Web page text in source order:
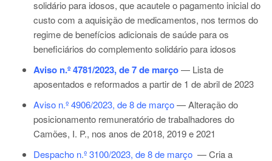
solidário para idosos, que acautele o pagamento inicial do
custo com a aquisição de medicamentos, nos termos do
regime de benefícios adicionais de saúde para os
beneficiários do complemento solidário para idosos
Aviso n.º 4781/2023, de 7 de março— Lista de
aposentados e reformados a partir de 1 de abril de 2023
Aviso n.º 4906/2023, de 8 de março— Alteração do
posicionamento remuneratório de trabalhadores do
Camões, I. P., nos anos de 2018, 2019 e 2021
Despacho n.º 3100/2023, de 8 de março — Cria a